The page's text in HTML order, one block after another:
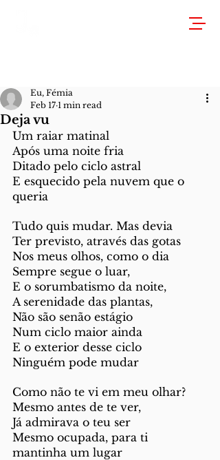
Deja vu
Eu, Fémia
Feb 17 1 min read
Um raiar matinal
Após uma noite fria
Ditado pelo ciclo astral
E esquecido pela nuvem que o
queria
Tudo quis mudar. Mas devia
Ter previsto, através das gotas
Nos meus olhos, como o dia
Sempre segue o luar,
E o sorumbatismo da noite,
A serenidade das plantas,
Não são senão estágio
Num ciclo maior ainda
E o exterior desse ciclo
Ninguém pode mudar
Como não te vi em meu olhar?
Mesmo antes de te ver,
Já admirava o teu ser
Mesmo ocupada, para ti
mantinha um lugar